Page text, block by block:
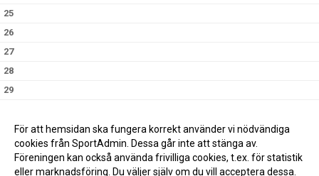
25
26
27
28
29
För att hemsidan ska fungera korrekt använder vi nödvändiga
cookies från SportAdmin. Dessa går inte att stänga av.
Föreningen kan också använda frivilliga cookies, t.ex. för statistik
eller marknadsföring. Du väljer själv om du vill acceptera dessa.